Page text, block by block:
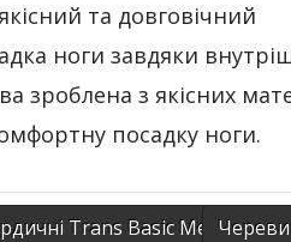
та довговічний
ноги завдяки
зроблена з якісних
посадку ноги.
Trans Basic Men